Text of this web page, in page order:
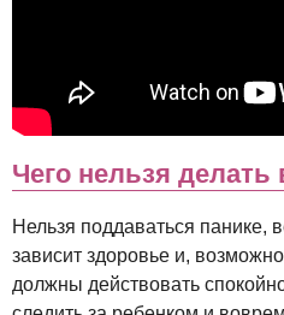
Чего нельзя делать
Нельзя поддаваться панике,
зависит здоровье и,
должны действовать